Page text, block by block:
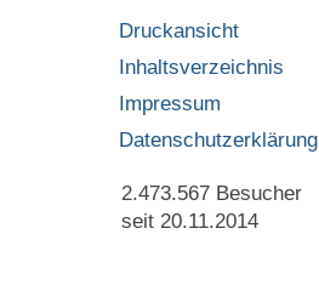
Druckansicht
Inhaltsverzeichnis
Impressum
Datenschutzerklärung
2.473.567 Besucher
seit 20.11.2014